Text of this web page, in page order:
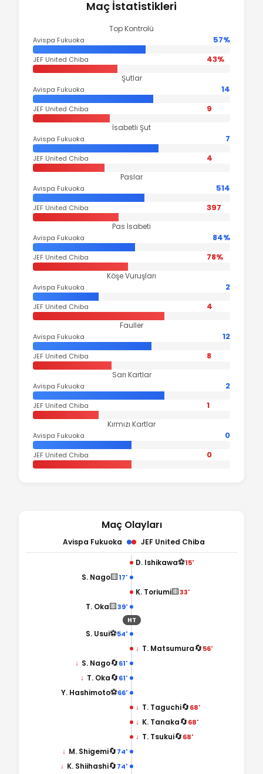
Maç İstatistikleri
Top Kontrolü
Avispa Fukuoka 57%
JEF United Chiba 43%
Şutlar
Avispa Fukuoka 14
JEF United Chiba 9
İsabetli Şut
Avispa Fukuoka 7
JEF United Chiba 4
Paslar
Avispa Fukuoka 514
JEF United Chiba 397
Pas İsabeti
Avispa Fukuoka 84%
JEF United Chiba 78%
Köşe Vuruşları
Avispa Fukuoka 2
JEF United Chiba 4
Fauller
Avispa Fukuoka 12
JEF United Chiba 8
Sarı Kartlar
Avispa Fukuoka 2
JEF United Chiba 1
Kırmızı Kartlar
Avispa Fukuoka 0
JEF United Chiba 0
Maç Olayları
Avispa Fukuoka JEF United Chiba
D. Ishikawa⚽15'
17'
🟨
S. Nago
K. Toriumi🟨33'
39'
🟨
T. Oka
HT
54'
⚽
S. Usui
↓ T. Matsumura🔄56'
61'
🔄
↓ S. Nago
61'
🔄
↓ T. Oka
66'
⚽
Y. Hashimoto
↓ T. Taguchi🔄68'
↓ K. Tanaka🔄68'
↓ T. Tsukui🔄68'
74'
🔄
↓ M. Shigemi
74'
🔄
↓ K. Shiihashi